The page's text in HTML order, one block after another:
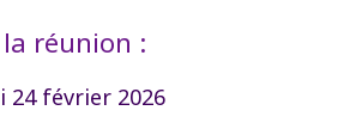
réunion :
24 février 2026